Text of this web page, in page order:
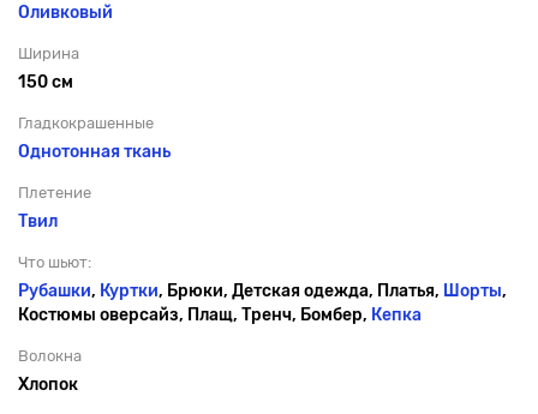
Оливковый
Ширина
150 см
Гладкокрашенные
Однотонная ткань
Плетение
Твил
Что шьют:
Рубашки, Куртки, Брюки, Детская одежда, Платья, Шорты,
Костюмы оверсайз, Плащ, Тренч, Бомбер, Кепка
Волокна
Хлопок